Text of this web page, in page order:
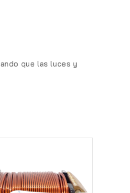
que las luces y